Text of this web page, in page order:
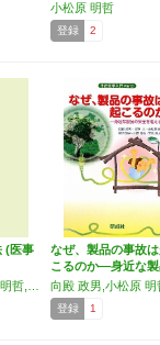
小松原 明哲
登録 2
(医事
なぜ、製品の事故
こるのか―身近な
の安…
登録 1